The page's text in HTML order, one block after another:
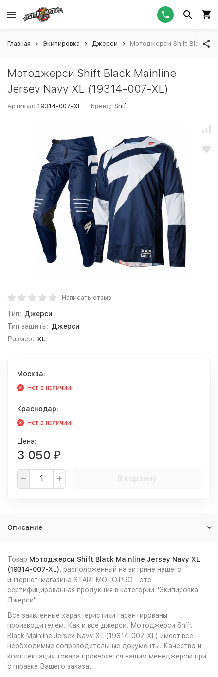
Главная Экипировка Джерси Мотоджерси Shift Black
Мотоджерси Shift Black Mainline
Jersey Navy XL (19314-007-XL)
Артикул: 19314-007-XL Бренд: Shift
Написать отзыв
Тип: Джерси
Тип защиты: Джерси
Размер: XL
Москва:
Нет в наличии
Краснодар:
Нет в наличии
Цена:
3 050 ₽
В корзину
Описание
Товар Мотоджерси Shift Black Mainline Jersey Navy XL
(19314-007-XL) , расположенный на витрине нашего
интернет-магазина STARTMOTO.PRO - это
сертифицированная продукция в категории "Экипировка
Джерси".
Все заявленные характеристики гарантированы
производителем. Как и все джерси, Мотоджерси Shift
Black Mainline Jersey Navy XL (19314-007-XL) имеет все
необходимые сопроводительные документы. Качество и
комплектация товара проверяется нашим менеджером при
отправке Вашего заказа.